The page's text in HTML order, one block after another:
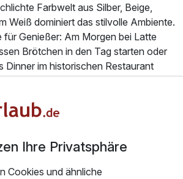
Farbwelt aus Silber, Beige,
Weiß dominiert das stilvolle Ambiente.
für Genießer: Am Morgen bei Latte
Brötchen in den Tag starten oder
Dinner im historischen Restaurant
nebenan. Bei einem Glas Wein
bietet Raum für Chill-Out.
außergewöhnlichem Service und
wieder, denn das ist SANDglow
Ihre Privatsphäre
Cookies und ähnliche